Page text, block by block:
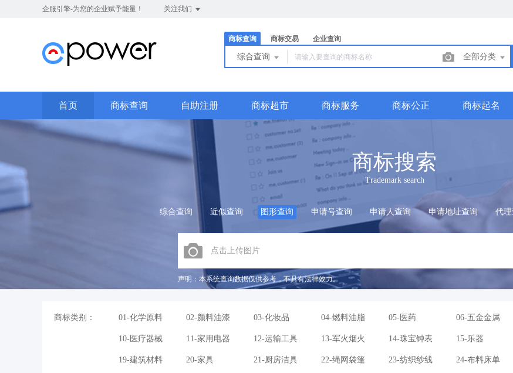
企服引擎-为您的企业赋予能量！ 关注我们
商标查询 商标交易 企业查询
综合查询 全部分类
首页 商标查询 自助注册 商标超市 商标服务 商标公正 商标起名
商标搜索
Trademark search
综合查询 近似查询 图形查询 申请号查询 申请人查询 申请地址查询 代
点击上传图片
声明：本系统查询数据仅供参考，不具有法律效力。
商标类别： 01-化学原料 02-颜料油漆 03-化妆品 04-燃料油脂 05-医药 06-五金金属
10-医疗器械 11-家用电器 12-运输工具 13-军火烟火 14-珠宝钟表 15-乐器
19-建筑材料 20-家具 21-厨房洁具 22-绳网袋篷 23-纺织纱线 24-布料床单